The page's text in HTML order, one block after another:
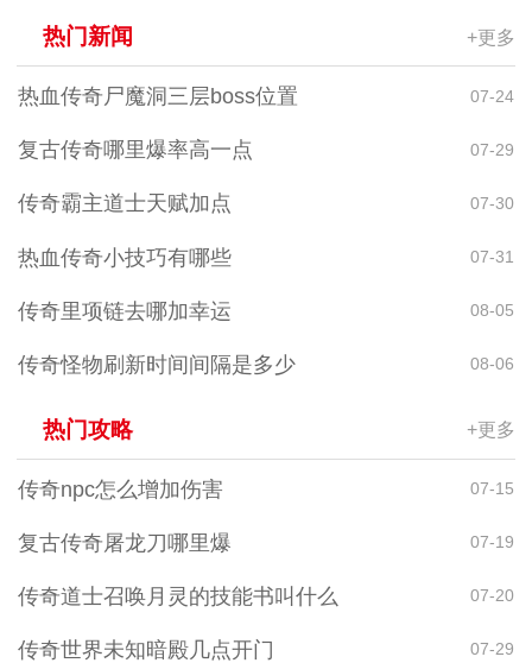
热门新闻 +更多
热血传奇尸魔洞三层boss位置 07-24
复古传奇哪里爆率高一点 07-29
传奇霸主道士天赋加点 07-30
热血传奇小技巧有哪些 07-31
传奇里项链去哪加幸运 08-05
传奇怪物刷新时间间隔是多少 08-06
热门攻略 +更多
传奇npc怎么增加伤害 07-15
复古传奇屠龙刀哪里爆 07-19
传奇道士召唤月灵的技能书叫什么 07-20
传奇世界未知暗殿几点开门 07-29